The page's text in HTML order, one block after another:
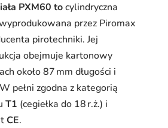
PXM60 tocylindryczna
przez Piromax
pirotechniki. Jej
obejmuje kartonowy
około 87 mm długości i
pełni zgodna z kategorią
T1 (cegiełka do 18 r.ż.) i
CE.